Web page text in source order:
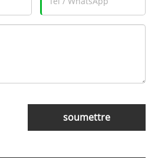
soumettre